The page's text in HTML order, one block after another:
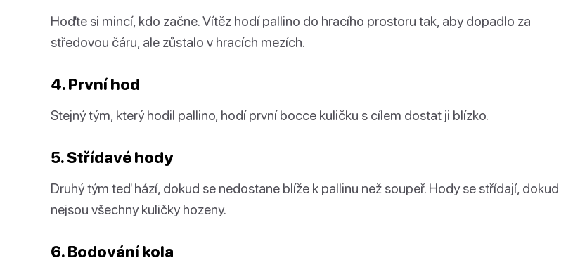
Hoďte si mincí, kdo začne. Vítěz hodí pallino do hracího prostoru tak, aby dopadlo za
středovou čáru, ale zůstalo v hracích mezích.
4. První hod
Stejný tým, který hodil pallino, hodí první bocce kuličku s cílem dostat ji blízko.
5. Střídavé hody
Druhý tým teď hází, dokud se nedostane blíže k pallinu než soupeř. Hody se střídají, dokud
nejsou všechny kuličky hozeny.
6. Bodování kola